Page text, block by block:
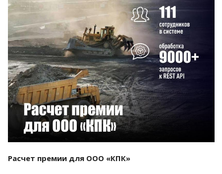
Смотреть проект
Расчет премии для ООО «КПК»